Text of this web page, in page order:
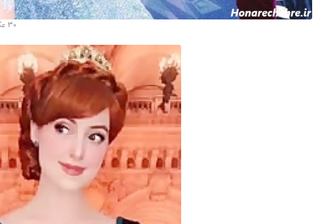
30 عکس جذاب و دیدنی السا و آنا (FROZEN) با کیفیت بالا